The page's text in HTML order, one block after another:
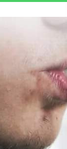
новые